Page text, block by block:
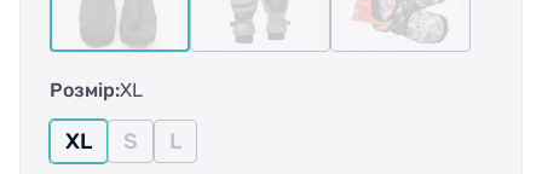
Теплі водовідштовхувальні рукавиці зі
рукавички. З функціонального матеріалу
Waterguard® з хорошою дихаючою здатністю.
На зап’ястках є м’яка флісова окантовка.
Розмір:XL
XL S L